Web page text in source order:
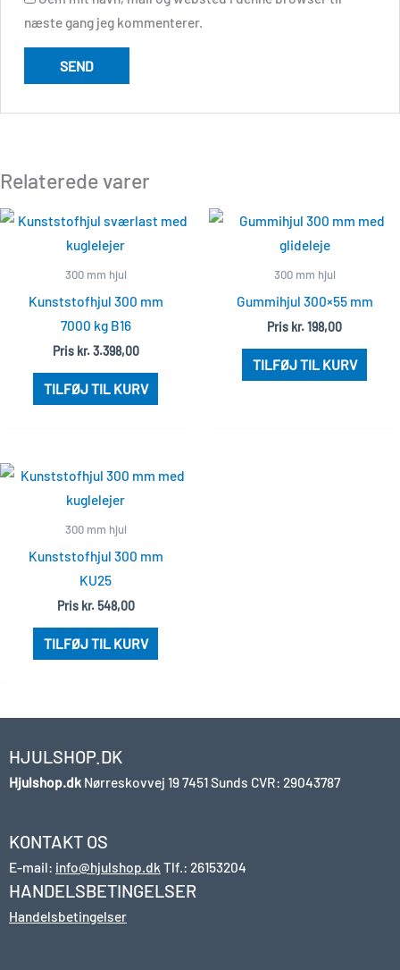
næste gang jeg kommenterer.
Relaterede varer
300 mm hjul
Kunststofhjul 300 mm
7000 kg B16
Pris kr.3.398,00
TILFØJ TIL KURV
300 mm hjul
Gummihjul 300×55 mm
Pris kr.198,00
TILFØJ TIL KURV
300 mm hjul
Kunststofhjul 300 mm
KU25
Pris kr.548,00
TILFØJ TIL KURV
HJULSHOP.DK
Hjulshop.dk Nørreskovvej 197451 Sunds CVR: 29043787
KONTAKT OS
E-mail: info@hjulshop.dk Tlf.: 26153204
HANDELSBETINGELSER
Handelsbetingelser